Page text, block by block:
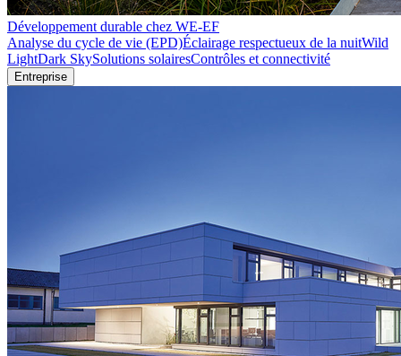
Développement durable chez WE-EF
Analyse du cycle de vie (EPD)Éclairage respectueux de la nuitWild
LightDark SkySolutions solairesContrôles et connectivité
Entreprise